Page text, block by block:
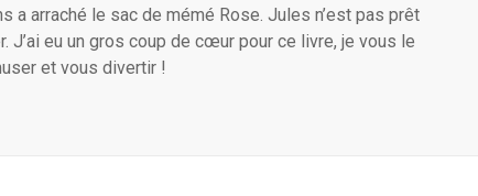
a arraché le sac de mémé Rose. Jules n’est pas prêt
J’ai eu un gros coup de cœur pour ce livre, je vous le
et vous divertir !